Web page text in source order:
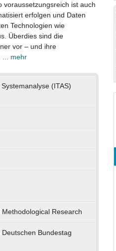
voraussetzungsreich ist auch
erfolgen und Daten
Technologien wie
Überdies sind die
vor – und ihre
... mehr
(ITAS)
Research
Bundestag